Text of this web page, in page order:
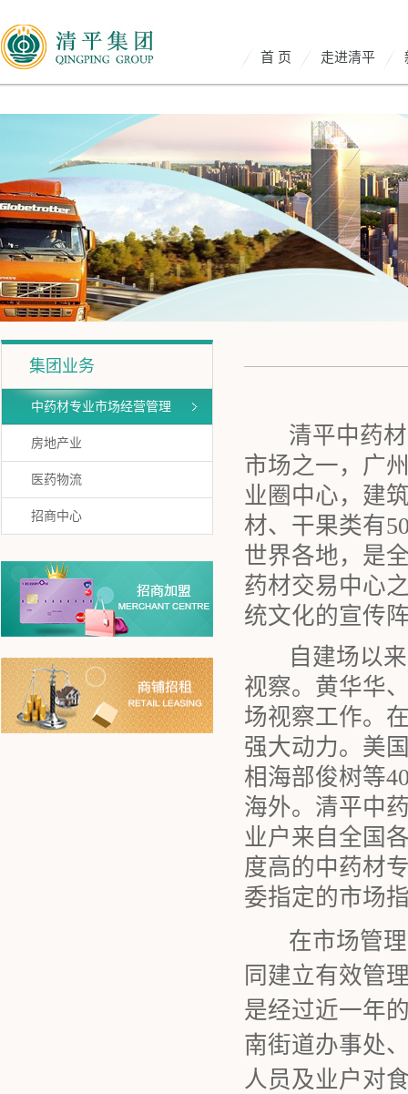
首 页 走进清平
集团业务
中药材专业市场经营管理
房地产业
医药物流
招商中心
清平中药材
市场之一，广
业圈中心，建
材、干果类有
世界各地，是
药材交易中心
统文化的宣传
自建场以来
视察。黄华华
场视察工作。
强大动力。美
相海部俊树等
海外。清平中
业户来自全国
度高的中药材
委指定的市场
在市场管理
同建立有效管
是经过近一年
南街道办事处
人员及业户对